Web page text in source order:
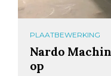
PLAATBEWERKING
Nardo
op